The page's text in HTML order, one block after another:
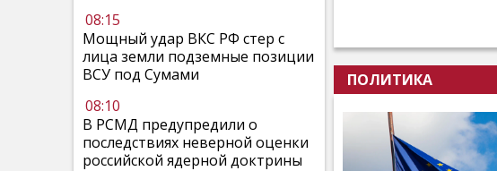
08:15
Мощный удар ВКС РФ стер с
лица земли подземные позиции
ВСУ под Сумами
08:10
В РСМД предупредили о
последствиях неверной оценки
российской ядерной доктрины
ПОЛИТИКА